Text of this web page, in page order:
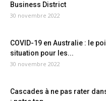
Business District
30 novembre 2022
COVID-19 en Australie : le
situation pour les...
30 novembre 2022
Cascades à ne pas rater